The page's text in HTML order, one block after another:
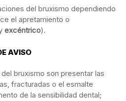
del bruxismo dependiendo
el apretamiento o
excéntrico).
AVISO
bruxismo son presentar las
fracturadas o el esmalte
de la sensibilidad dental;